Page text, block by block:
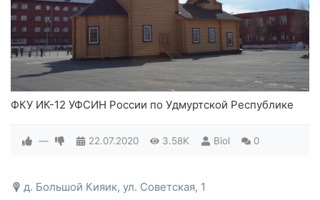
ФКУ ИК-12 УФСИН России по Удмуртской Республике
— 22.07.2020 3.58K Biol 0
д. Большой Кияик, ул. Советская, 1